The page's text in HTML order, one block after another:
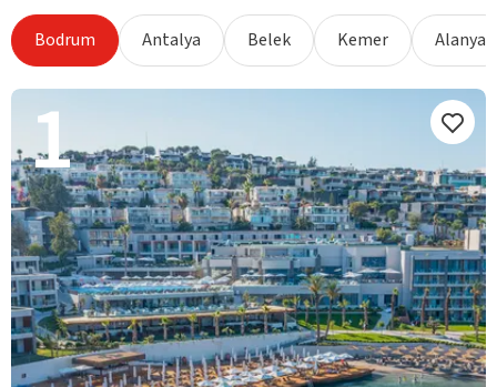
Bodrum Antalya Belek Kemer Alanya
1